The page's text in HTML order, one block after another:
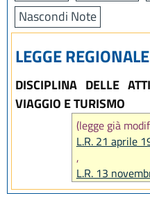
Nascondi Note
LEGGE
DISCIPLINA DELLE
VIAGGIO E TURISMO
(legge già
L.R. 21 aprile
,
L.R. 13
,